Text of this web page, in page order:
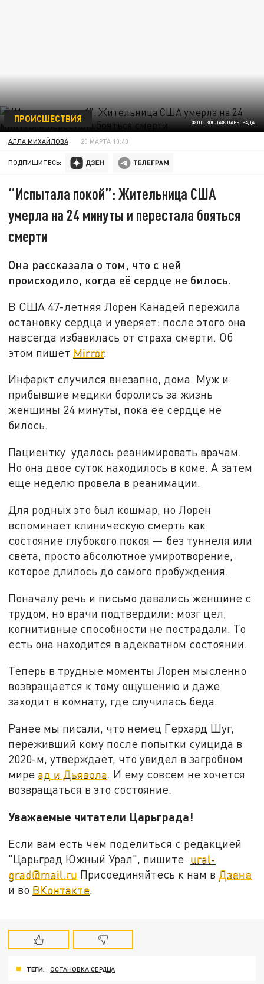
ФОТО: КОЛЛАЖ ЦАРЬГРАДА.
ПРОИСШЕСТВИЯ
АЛЛА МИХАЙЛОВА 20 МАРТА 10:40
ПОДПИШИТЕСЬ:
“Испытала покой”: Жительница США
умерла на 24 минуты и перестала бояться
смерти
Она рассказала о том, что с ней
происходило, когда её сердце не билось.
В США 47-летняя Лорен Канадей пережила
остановку сердца и уверяет: после этого она
навсегда избавилась от страха смерти. Об
этом пишет Mirror.
Инфаркт случился внезапно, дома. Муж и
прибывшие медики боролись за жизнь
женщины 24 минуты, пока ее сердце не
билось.
Пациентку удалось реанимировать врачам.
Но она двое суток находилось в коме. А затем
еще неделю провела в реанимации.
Для родных это был кошмар, но Лорен
вспоминает клиническую смерть как
состояние глубокого покоя — без туннеля или
света, просто абсолютное умиротворение,
которое длилось до самого пробуждения.
Поначалу речь и письмо давались женщине с
трудом, но врачи подтвердили: мозг цел,
когнитивные способности не пострадали. То
есть она находится в адекватном состоянии.
Теперь в трудные моменты Лорен мысленно
возвращается к тому ощущению и даже
заходит в комнату, где случилась беда.
Ранее мы писали, что немец Герхард Шуг,
переживший кому после попытки суицида в
2020-м, утверждает, что увидел в загробном
миреад и Дьявола. И ему совсем не хочется
возвращаться в это состояние.
Уважаемые читатели Царьграда!
Если вам есть чем поделиться с редакцией
"Царьград Южный Урал", пишите: ural-
grad@mail.ru Присоединяйтесь к нам в Дзене
и во ВКонтакте.
ТЕГИ: ОСТАНОВКА СЕРДЦА